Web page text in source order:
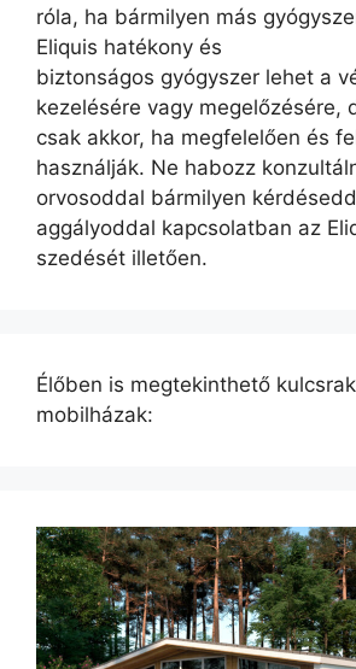
róla, ha bármilyen más
Eliquis hatékony és
biztonságos gyógyszer lehet a
kezelésére vagy megelőzésére,
csak akkor, ha megfelelően és
használják. Ne habozz
orvosoddal bármilyen
aggályoddal kapcsolatban az
szedését illetően.
Élőben is megtekinthető
mobilházak: